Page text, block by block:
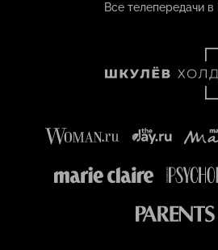
Все телепередачи